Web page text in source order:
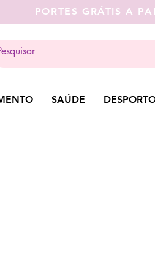
SAÚDE
PORTES GRÁTIS A